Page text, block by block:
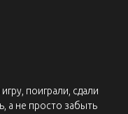
поиграли, сдали
а не просто забыть